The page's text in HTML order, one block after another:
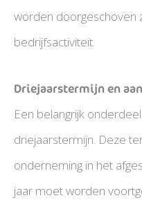
worden doorgeschoven
bedrijfsactiviteit.
Driejaarstermijn en
Een belangrijk
driejaarstermijn. Deze
onderneming in het
jaar moet worden